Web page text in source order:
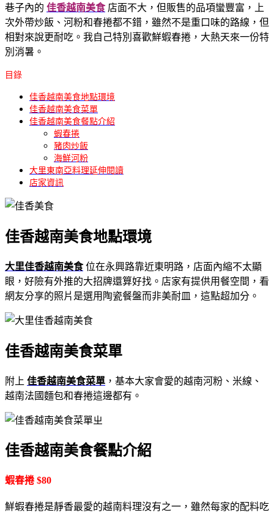
巷子內的 佳香越南美食店面不大，但販售的品項蠻豐富，上
次外帶炒飯、河粉和春捲都不錯，雖然不是重口味的路線，但
相對來說更耐吃。我自己特別喜歡鮮蝦春捲，大熱天來一份特
別消暑。
目錄
佳香越南美食地點環境
佳香越南美食菜單
佳香越南美食餐點介紹
蝦春捲
豬肉炒飯
海鮮河粉
大里東南亞料理延伸閱讀
店家資訊
佳香越南美食地點環境
大里佳香越南美食 位在永興路靠近東明路，店面內縮不太顯
眼，好險有外推的大招牌還算好找。店家有提供用餐空間，看
網友分享的照片是選用陶瓷餐盤而非美耐皿，這點超加分。
佳香越南美食菜單
附上 佳香越南美食菜單 ，基本大家會愛的越南河粉、米線、
越南法國麵包和春捲這邊都有。
ㄓ
佳香越南美食餐點介紹
蝦春捲 $80
鮮蝦春捲是靜香最愛的越南料理沒有之一，雖然每家的配料吃